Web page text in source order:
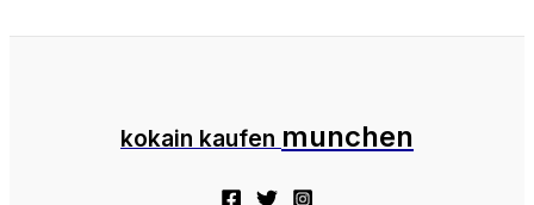
kokain kaufen munchen